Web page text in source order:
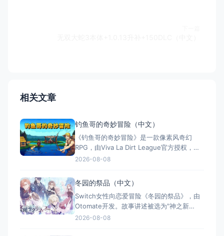
相关文章
钓鱼哥的奇妙冒险（中文）
《钓鱼哥的奇妙冒险》是一款像素风奇幻
RPG，由Viva La Dirt League官方授权，将
钓鱼与战斗深度结合。玩家扮演只会钓鱼的
级、幽默叙事及钓鱼图鉴收集。全区中文支
持，Switch版同步发售。
2026-08-08
冬园的祭品（中文）
Switch女性向恋爱冒险《冬园的祭品》，由
Otomate开发。故事讲述被选为"神之新
娘"的少女莱蒂西亚，在冰雪封冻的奇幻世界
2026-08-08